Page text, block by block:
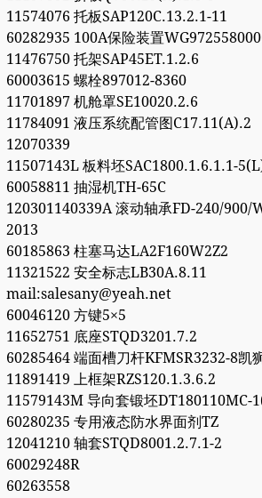
11574076 托板SAP120C.13.2.1-11
60282935 100A保险装置
11476750 托架SAP45ET.1.2.6
60003615 螺栓897012-8360
11701897 机舱罩SE10020.2.6
11784091 液压系统配管图C17.11(A).2
12070339
11507143L 板料坯SAC1800.1.6.1.1-
60058811 抽湿机TH-65C
120301140339A 滚动轴承FD-240/900/
2013
60185863 柱塞马达LA2F160W2Z2
11321522 安全标志LB30A.8.11
mail:salesany@yeah.net
60046120 方键5×5
11652751 底座STQD3201.7.2
60285464 端面槽刀杆KFMSR3232-8凯
11891419 上框架RZS120.1.3.6.2
11579143M 导向套锻坯DT180110MC-
60280235 专用液态防水界面剂TZ
12041210 轴套STQD8001.2.7.1-2
60029248R
60263558